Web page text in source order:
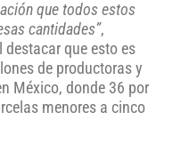
que todos estos
cantidades”,
que esto es
de productoras y
México, donde 36 por
menores a cinco